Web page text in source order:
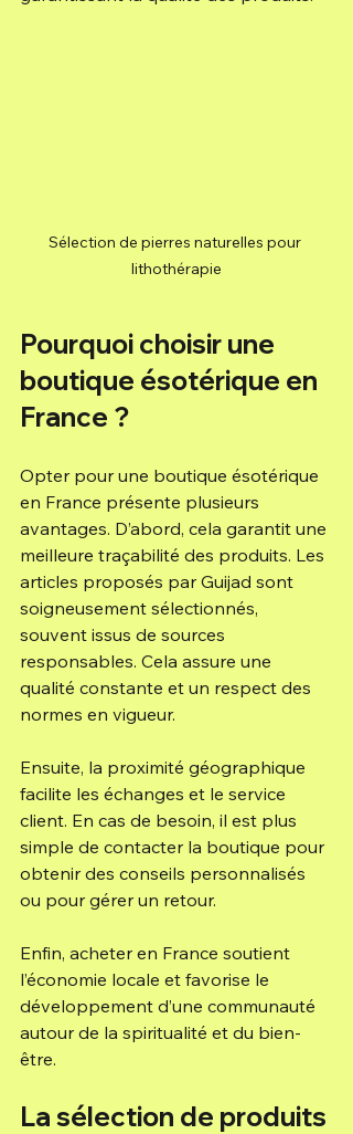
Sélection de pierres naturelles pour
lithothérapie
Pourquoi choisir une
boutique ésotérique en
France ?
Opter pour une boutique ésotérique
en France présente plusieurs
avantages. D’abord, cela garantit une
meilleure traçabilité des produits. Les
articles proposés par Guijad sont
soigneusement sélectionnés,
souvent issus de sources
responsables. Cela assure une
qualité constante et un respect des
normes en vigueur.
Ensuite, la proximité géographique
facilite les échanges et le service
client. En cas de besoin, il est plus
simple de contacter la boutique pour
obtenir des conseils personnalisés
ou pour gérer un retour.
Enfin, acheter en France soutient
l’économie locale et favorise le
développement d’une communauté
autour de la spiritualité et du bien-
être.
La sélection de produits